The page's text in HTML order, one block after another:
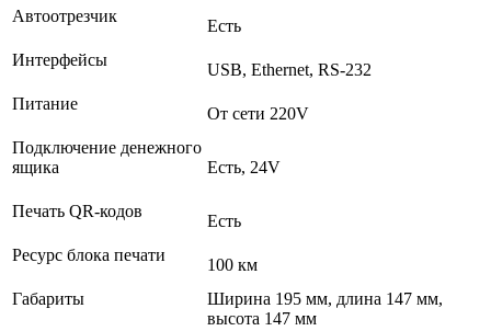
Автоотрезчик
Есть
Интерфейсы
USB, Ethernet, RS-232
Питание
От сети 220V
Подключение денежного
ящика
Есть, 24V
Печать QR-кодов
Есть
Ресурс блока печати
100 км
Габариты
Ширина 195 мм, длина 147 мм,
высота 147 мм